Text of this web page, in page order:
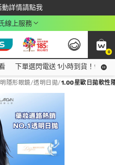
動詳情請點我
最高回饋$350
線上服務
0
下單選閃電送 1小時到貨！領神
隱形眼鏡/透明日拋/1.00星歐日拋軟性